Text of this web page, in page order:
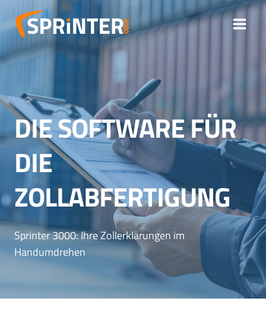
Zum
Inhalt
springen
DIE SOFTWARE FÜR
DIE
ZOLLABFERTIGUNG
Sprinter 3000: Ihre Zollerklärungen im
Handumdrehen